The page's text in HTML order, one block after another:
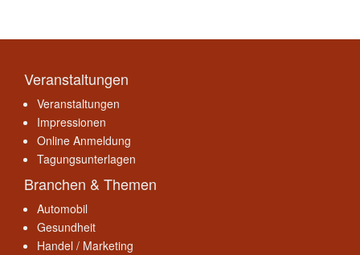
Veranstaltungen
Veranstaltungen
Impressionen
Online Anmeldung
Tagungsunterlagen
Branchen & Themen
Automobil
Gesundheit
Handel / Marketing